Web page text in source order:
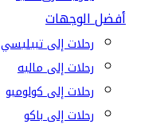
أفضل الوجهات
رحلات إلى تبيليسي
رحلات إلى ماليه
رحلات إلى كولومبو
رحلات إلى باكو